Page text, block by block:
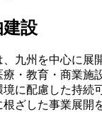
設
九州を中心に展
・教育・商業施
に配慮した持続
ざした事業展開